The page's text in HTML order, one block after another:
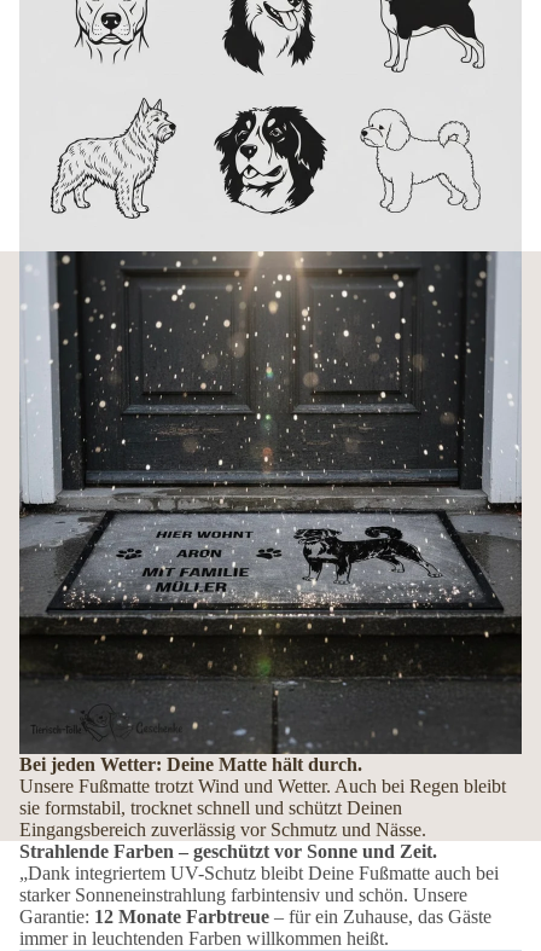
Bei jeden Wetter: Deine Matte hält durch.
Unsere Fußmatte trotzt Wind und Wetter. Auch bei Regen bleibt
sie formstabil, trocknet schnell und schützt Deinen
Eingangsbereich zuverlässig vor Schmutz und Nässe.
Strahlende Farben – geschützt vor Sonne und Zeit.
„Dank integriertem UV-Schutz bleibt Deine Fußmatte auch bei
starker Sonneneinstrahlung farbintensiv und schön. Unsere
Garantie: 12 Monate Farbtreue – für ein Zuhause, das Gäste
immer in leuchtenden Farben willkommen heißt.